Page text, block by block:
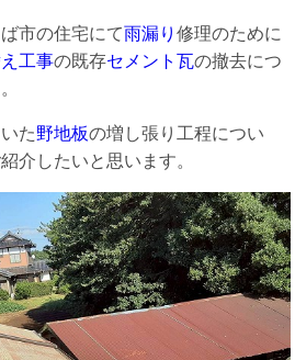
市の住宅にて雨漏り修理のために
工事の既存セメント瓦の撤去につ
た野地板の増し張り工程につい
介したいと思います。